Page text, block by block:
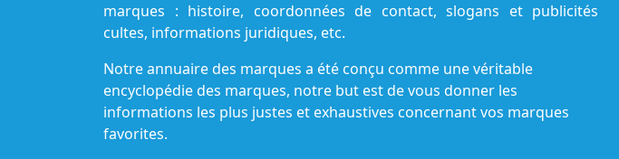
marques : histoire, coordonnées de contact, slogans et publicités
cultes, informations juridiques, etc.
Notre annuaire des marques a été conçu comme une véritable
encyclopédie des marques, notre but est de vous donner les
informations les plus justes et exhaustives concernant vos marques
favorites.